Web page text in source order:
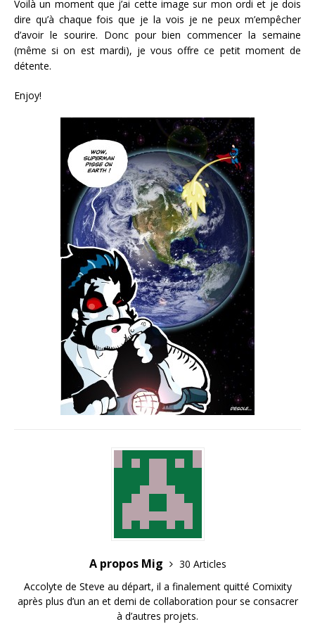
Voilà un moment que j’ai cette image sur mon ordi et je dois
dire qu’à chaque fois que je la vois je ne peux m’empêcher
d’avoir le sourire. Donc pour bien commencer la semaine
(même si on est mardi), je vous offre ce petit moment de
détente.
Enjoy!
A propos Mig
30 Articles
Accolyte de Steve au départ, il a finalement quitté Comixity
après plus d’un an et demi de collaboration pour se consacrer
à d’autres projets.